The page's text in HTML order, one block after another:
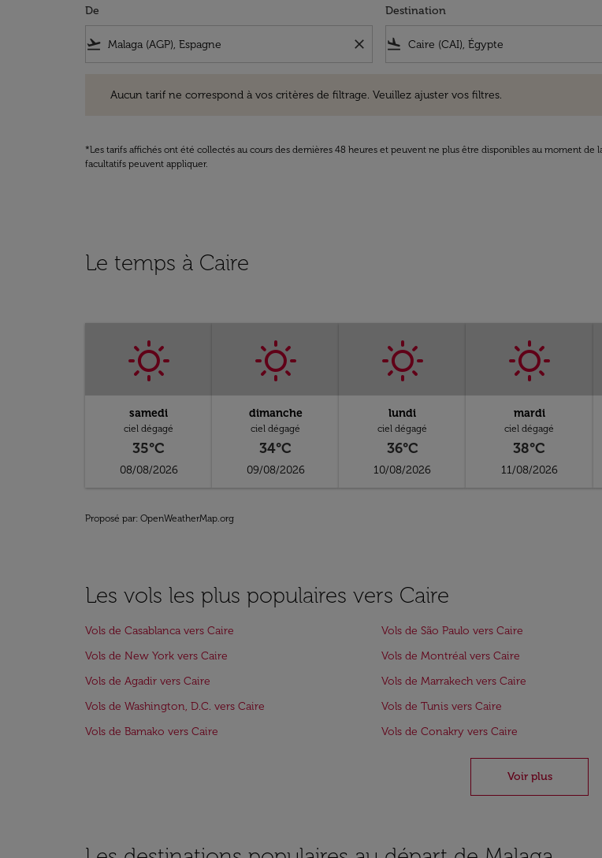
De
flight_takeoff close
Destination
flight_land
Aucun tarif ne correspond à vos critères de filtrage. Veuillez ajuster vos filtres.
*Les tarifs affichés ont été collectés au cours des dernières 48 heures et peuvent ne plus être disponibles au moment de
facultatifs peuvent appliquer.
Le temps à Caire
samedi
ciel dégagé
35°C
08/08/2026
dimanche
ciel dégagé
34°C
09/08/2026
lundi
ciel dégagé
36°C
10/08/2026
mardi
ciel dégagé
38°C
11/08/2026
Proposé par: OpenWeatherMap.org
Les vols les plus populaires vers Caire
Vols de Casablanca vers Caire Vols de São Paulo vers Caire
Vols de New York vers Caire
Vols de Montréal vers Caire
Vols de Agadir vers Caire
Vols de Marrakech vers Caire
Vols de Washington, D.C. vers Caire
Vols de Tunis vers Caire
Vols de Bamako vers Caire
Vols de Conakry vers Caire
Voir plus